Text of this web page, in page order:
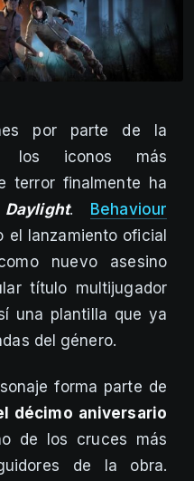
por parte de la
los iconos más
terror finalmente ha
. Behaviour
el lanzamiento oficial
nuevo asesino
título multijugador
una plantilla que ya
del género.
forma parte de
décimo aniversario
de los cruces más
de la obra.